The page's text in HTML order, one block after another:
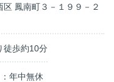
鳳南町３－１９９－２
徒歩約10分
年中無休